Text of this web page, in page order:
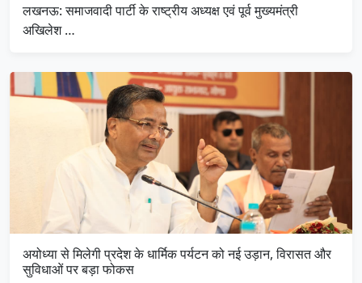
लखनऊ: समाजवादी पार्टी के राष्ट्रीय अध्यक्ष एवं पूर्व मुख्यमंत्री
अखिलेश …
अयोध्या से मिलेगी प्रदेश के धार्मिक पर्यटन को नई उड़ान, विरासत और
सुविधाओं पर बड़ा फोकस